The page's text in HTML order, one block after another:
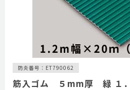
防炎番号：ET790062
筋入ゴム ５mm厚 緑 １